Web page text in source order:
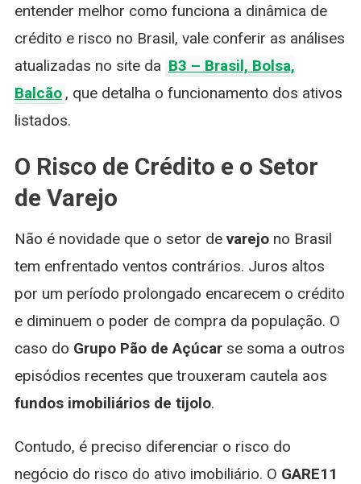
entender melhor como funciona a dinâmica de
crédito e risco no Brasil, vale conferir as análises
atualizadas no site da B3 – Brasil, Bolsa,
Balcão , que detalha o funcionamento dos ativos
listados.
O Risco de Crédito e o Setor
de Varejo
Não é novidade que o setor de varejono Brasil
tem enfrentado ventos contrários. Juros altos
por um período prolongado encarecem o crédito
e diminuem o poder de compra da população. O
caso do Grupo Pão de Açúcarse soma a outros
episódios recentes que trouxeram cautela aos
fundos imobiliários de tijolo.
Contudo, é preciso diferenciar o risco do
negócio do risco do ativo imobiliário. O GARE11